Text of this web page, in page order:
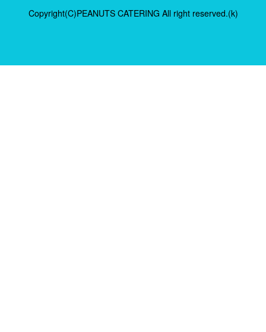
Copyright(C)PEANUTS CATERING All right reserved.(k)